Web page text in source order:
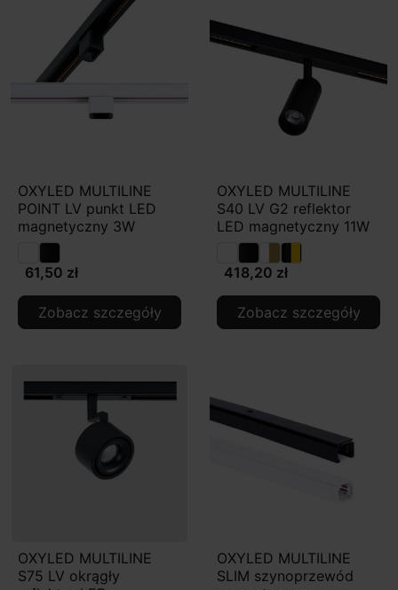
OXYLED MULTILINE
POINT LV punkt LED
magnetyczny 3W
61,50 zł
Zobacz szczegóły
OXYLED MULTILINE
S40 LV G2 reflektor
LED magnetyczny 11W
418,20 zł
Zobacz szczegóły
OXYLED MULTILINE
S75 LV okrągły
OXYLED MULTILINE
SLIM szynoprzewód